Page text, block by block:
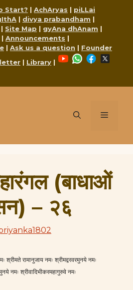
Start? | AchAryas | piLLai
| divya prabandham |
| Site Map | gyAna dhAnam |
| Announcements |
| Ask us a question | Founder
| Library |
YouTubeWhatsApp
Facebook
Menu
(बाधाओं
– २६
श्रीमते रामानुजाय नमः श्रीमद्वरवरमुनये नमः
नमः श्रीवादिभीकरमहागुरुवे नमः